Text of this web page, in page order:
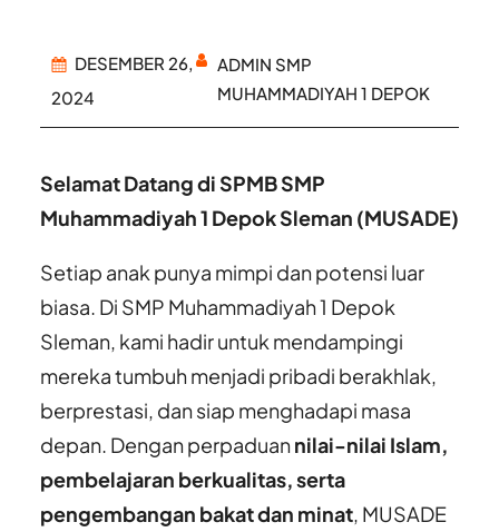
DESEMBER 26,
2024
ADMIN SMP
MUHAMMADIYAH 1 DEPOK
Selamat Datang di SPMB SMP
Muhammadiyah 1 Depok Sleman (MUSADE)
Setiap anak punya mimpi dan potensi luar
biasa. Di SMP Muhammadiyah 1 Depok
Sleman, kami hadir untuk mendampingi
mereka tumbuh menjadi pribadi berakhlak,
berprestasi, dan siap menghadapi masa
depan. Dengan perpaduannilai-nilai Islam,
pembelajaran berkualitas, serta
pengembangan bakat dan minat, MUSADE